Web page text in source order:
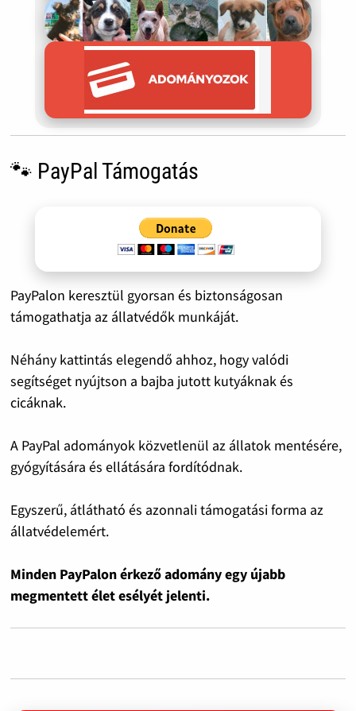
🐾 PayPal Támogatás
PayPalon keresztül gyorsan és biztonságosan
támogathatja az állatvédők munkáját.
Néhány kattintás elegendő ahhoz, hogy valódi
segítséget nyújtson a bajba jutott kutyáknak és
cicáknak.
A PayPal adományok közvetlenül az állatok mentésére,
gyógyítására és ellátására fordítódnak.
Egyszerű, átlátható és azonnali támogatási forma az
állatvédelemért.
Minden PayPalon érkező adomány egy újabb
megmentett élet esélyét jelenti.